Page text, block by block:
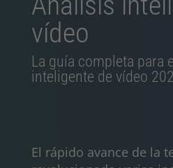
vídeo
La guía completa para
inteligente de vídeo
El rápido avance de la